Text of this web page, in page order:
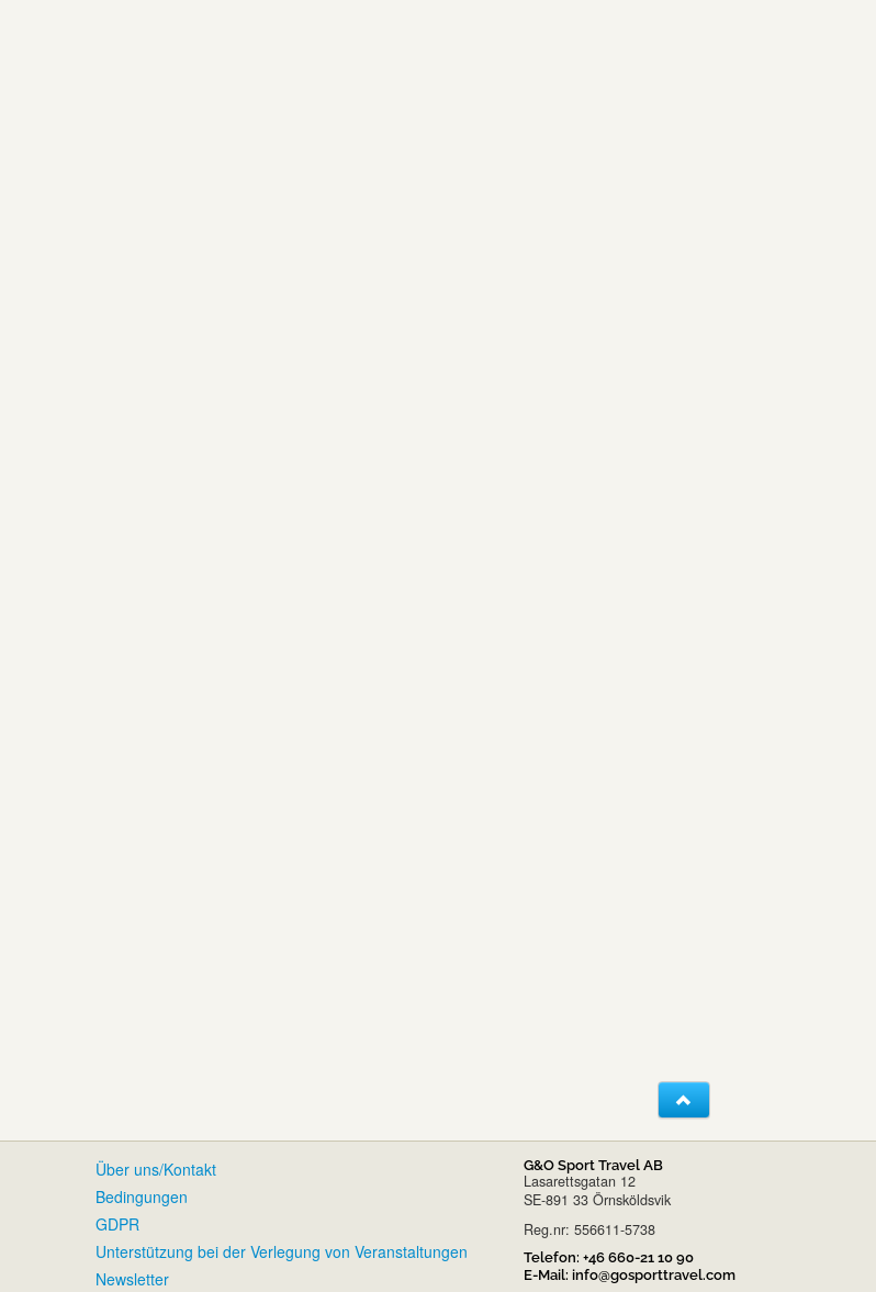
Über uns/Kontakt
Bedingungen
GDPR
Unterstützung bei der Verlegung von Veranstaltungen
Newsletter
G&O Sport Travel AB
Lasarettsgatan 12
SE-891 33 Örnsköldsvik
Reg.nr: 556611-5738
Telefon: +46 660-21 10 90
E-Mail: info@gosporttravel.com